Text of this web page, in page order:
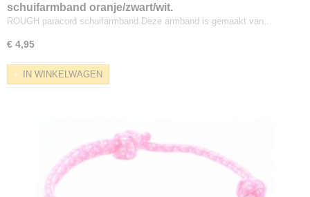
schuifarmband oranje/zwart/wit.
ROUGH paracord schuifarmband.Deze armband is gemaakt van…
€ 4,95
IN WINKELWAGEN